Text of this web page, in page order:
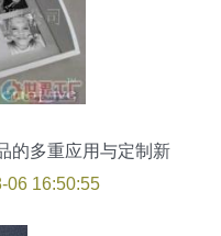
的多重应用与定制新
06 16:50:55